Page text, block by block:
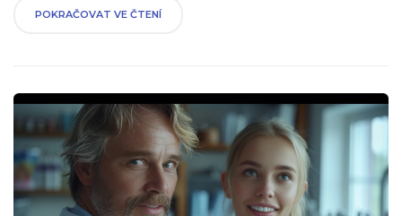
takovéto investice jako je náhrada zubů keramickými. Připojte
POKRAČOVAT VE ČTENÍ